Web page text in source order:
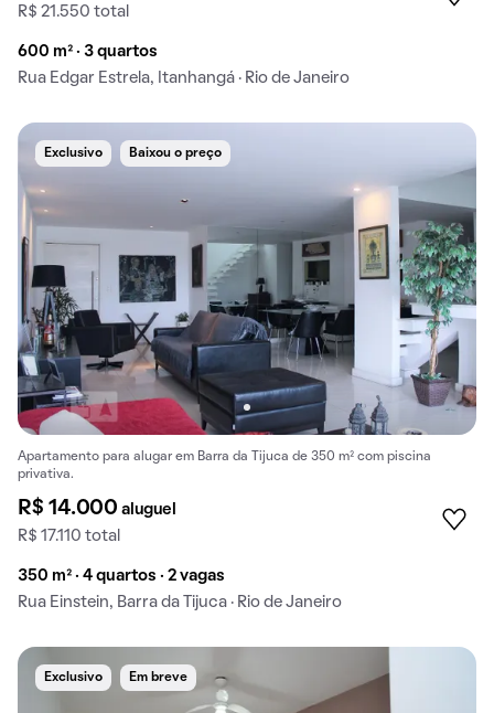
R$ 21.550 total
600 m² · 3 quartos
Rua Edgar Estrela, Itanhangá · Rio de Janeiro
Exclusivo Baixou o preço
Apartamento para alugar em Barra da Tijuca de 350 m² com piscina
privativa.
R$ 14.000aluguel
R$ 17.110 total
350 m² · 4 quartos · 2 vagas
Rua Einstein, Barra da Tijuca · Rio de Janeiro
Exclusivo Em breve